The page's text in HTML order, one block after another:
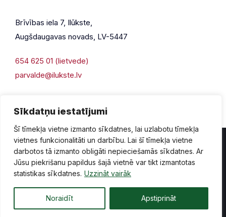
Sīkdatņu iestatījumi
Šī tīmekļa vietne izmanto sīkdatnes, lai uzlabotu tīmekļa
vietnes funkcionalitāti un darbību. Lai šī tīmekļa vietne
darbotos tā izmanto obligāti nepieciešamās sīkdatnes. Ar
Jūsu piekrišanu papildus šajā vietnē var tikt izmantotas
statistikas sīkdatnes. Uzzināt vairāk
Noraidīt Apstiprināt
Brīvības iela 7, Ilūkste,
Augšdaugavas novads, LV-5447
654 625 01 (lietvede)
parvalde@ilukste.lv
Privātuma politika Piekļūstamība
Lapas karte
© 2026 Ilūkste, publicētā satura visas tiesības aizsargātas.